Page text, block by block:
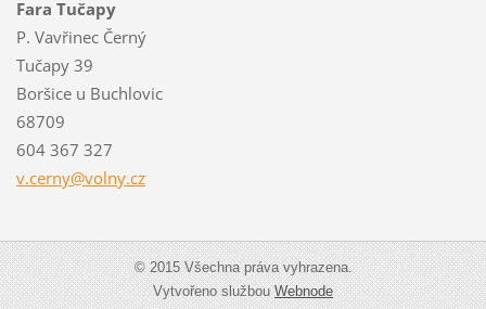
Fara Tučapy
P. Vavřinec Černý
Tučapy 39
Boršice u Buchlovic
68709
604 367 327
v.cerny@volny.cz
© 2015 Všechna práva vyhrazena.
Vytvořeno službouWebnode